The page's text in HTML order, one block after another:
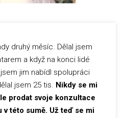
druhý měsíc. Dělal jsem
a když na konci lidé
jim nabídl spolupráci
jsem 25 tis. Nikdy se mi
prodat svoje konzultace
v této sumě. Už teď se mi